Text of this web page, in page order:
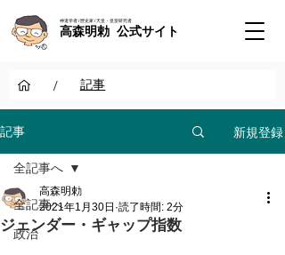
神道学者 / 歴史家 / 天皇・皇室研究者
高森明勅 公式サイト
/ 記事
記事 新規登録
全記事へ
政治
全記事へ
ジェンダー・ギャップ指数
高森明勅
2021年1月30日 読了時間: 2分